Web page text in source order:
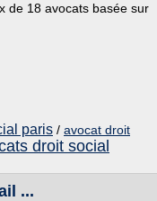
de 18 avocats basée sur
paris / avocat droit
droit social
...